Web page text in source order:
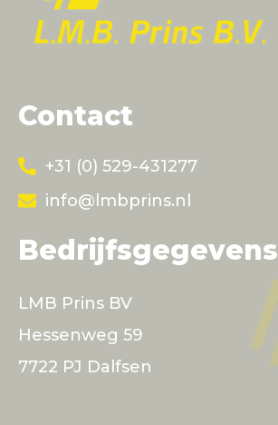
Contact
+31 (0) 529-431277
info@lmbprins.nl
Bedrijfsgegevens
LMB Prins BV
Hessenweg 59
7722 PJ Dalfsen